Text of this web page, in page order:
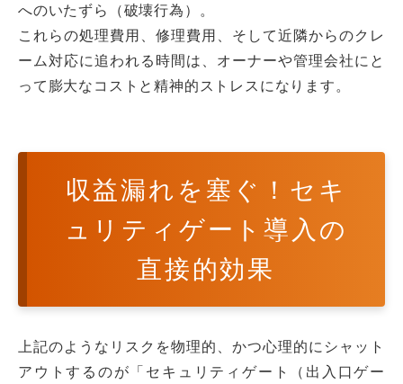
へのいたずら（破壊行為）。
これらの処理費用、修理費用、そして近隣からのクレ
ーム対応に追われる時間は、オーナーや管理会社にと
って膨大なコストと精神的ストレスになります。
収益漏れを塞ぐ！セキ
ュリティゲート導入の
直接的効果
上記のようなリスクを物理的、かつ心理的にシャット
アウトするのが「セキュリティゲート（出入口ゲー